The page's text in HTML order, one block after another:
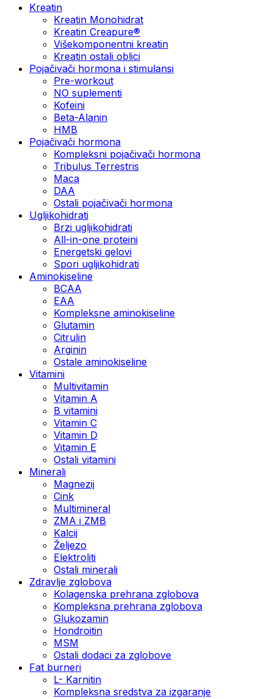
Kreatin
Kreatin Monohidrat
Kreatin Creapure®
Višekomponentni kreatin
Kreatin ostali oblici
Pojačivači hormona i stimulansi
Pre-workout
NO suplementi
Kofeini
Beta-Alanin
HMB
Pojačivači hormona
Kompleksni pojačivači hormona
Tribulus Terrestris
Maca
DAA
Ostali pojačivači hormona
Ugljikohidrati
Brzi ugljikohidrati
All-in-one proteini
Energetski gelovi
Spori ugljikohidrati
Aminokiseline
BCAA
EAA
Kompleksne aminokiseline
Glutamin
Citrulin
Arginin
Ostale aminokiseline
Vitamini
Multivitamin
Vitamin A
B vitamini
Vitamin C
Vitamin D
Vitamin E
Ostali vitamini
Minerali
Magnezij
Cink
Multimineral
ZMA i ZMB
Kalcij
Željezo
Elektroliti
Ostali minerali
Zdravlje zglobova
Kolagenska prehrana zglobova
Kompleksna prehrana zglobova
Glukozamin
Hondroitin
MSM
Ostali dodaci za zglobove
Fat burneri
L- Karnitin
Kompleksna sredstva za izgaranje